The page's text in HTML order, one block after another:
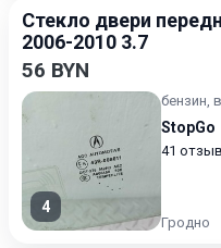
Стекло двери
2006-2010 3.7
56 BYN
4
бензин,
StopGo
41
Гродно